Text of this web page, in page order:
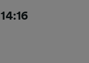
14:16